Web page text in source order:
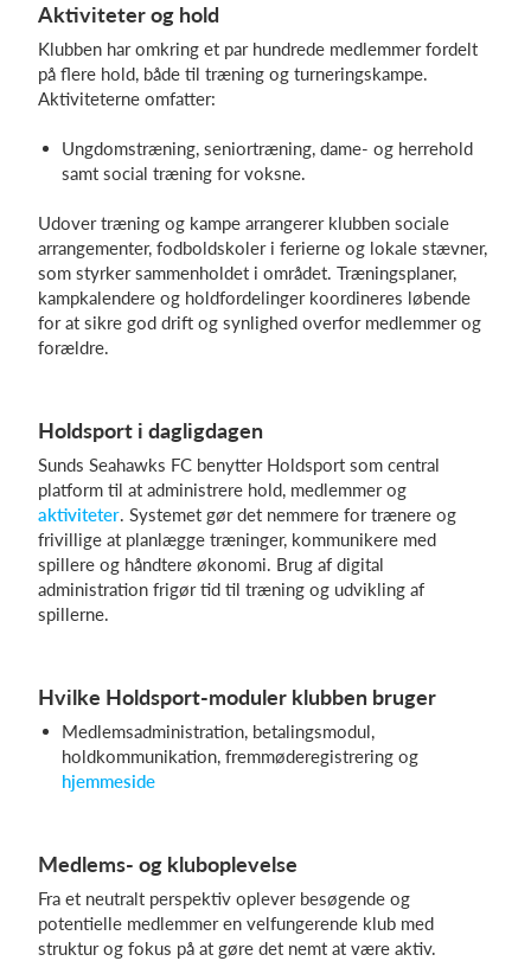
Aktiviteter og hold
Klubben har omkring et par hundrede medlemmer fordelt
på flere hold, både til træning og turneringskampe.
Aktiviteterne omfatter:
Ungdomstræning, seniortræning, dame- og herrehold
samt social træning for voksne.
Udover træning og kampe arrangerer klubben sociale
arrangementer, fodboldskoler i ferierne og lokale stævner,
som styrker sammenholdet i området. Træningsplaner,
kampkalendere og holdfordelinger koordineres løbende
for at sikre god drift og synlighed overfor medlemmer og
forældre.
Holdsport i dagligdagen
Sunds Seahawks FC benytter Holdsport som central
platform til at administrere hold, medlemmer og
aktiviteter. Systemet gør det nemmere for trænere og
frivillige at planlægge træninger, kommunikere med
spillere og håndtere økonomi. Brug af digital
administration frigør tid til træning og udvikling af
spillerne.
Hvilke Holdsport-moduler klubben bruger
Medlemsadministration, betalingsmodul,
holdkommunikation, fremmøderegistrering og
hjemmeside
Medlems- og kluboplevelse
Fra et neutralt perspektiv oplever besøgende og
potentielle medlemmer en velfungerende klub med
struktur og fokus på at gøre det nemt at være aktiv.